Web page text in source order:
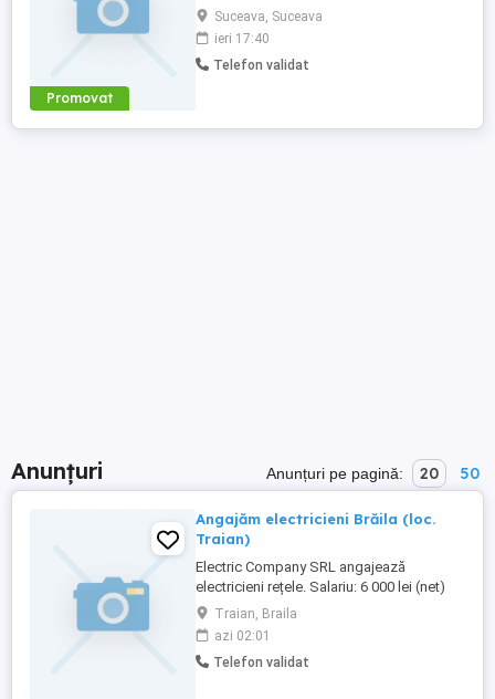
Promovat
gratis și trei mese pe zi gratis pentru mai
multe informații sunați la numărul
Suceava, Suceava
ieri 17:40
Telefon validat
Anunțuri Anunțuri pe pagină: 20 50
Angajăm electricieni Brăila (loc.
Traian)
Electric Company SRL angajează
electricieni rețele. Salariu: 6 000 lei (net)
Traian, Braila
azi 02:01
Telefon validat